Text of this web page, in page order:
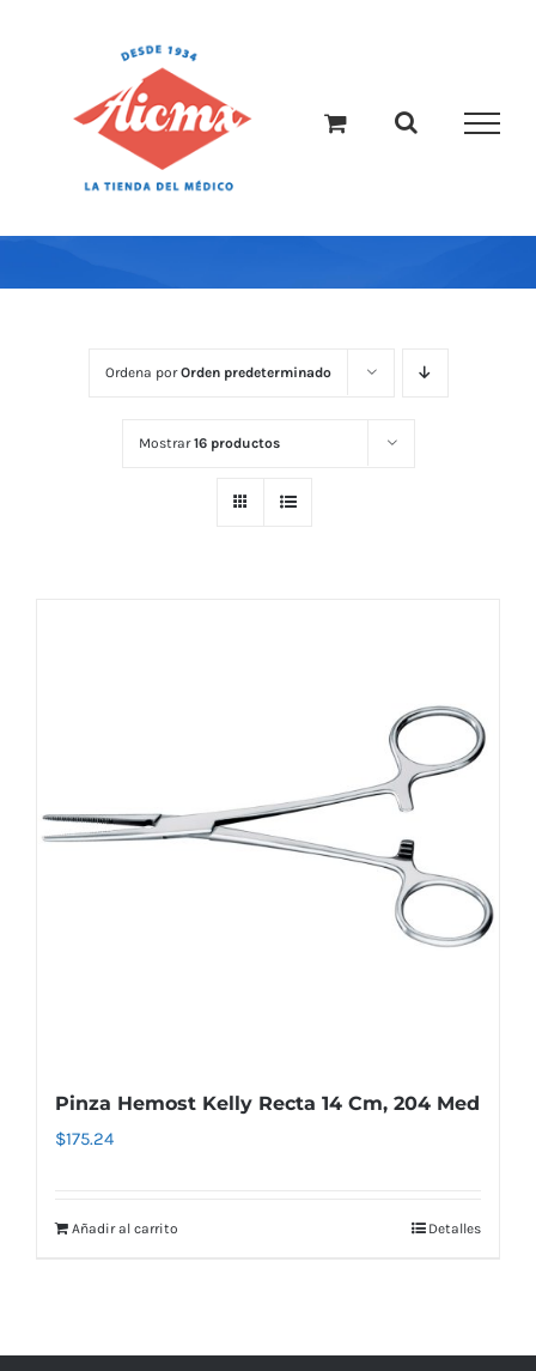
Ordena porOrden predeterminado
Mostrar16 productos
Pinza Hemost Kelly Recta 14 Cm, 204 Med
$175.24
Añadir al carrito Detalles